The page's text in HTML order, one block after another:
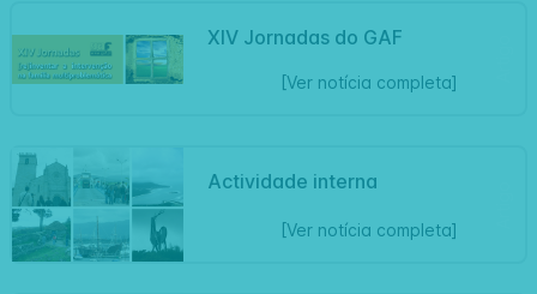
XIV Jornadas do GAF
[Ver notícia completa]
Actividade interna
[Ver notícia completa]